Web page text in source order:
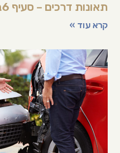
תאונות דרכים – סעיף 6ב'
קרא עוד »